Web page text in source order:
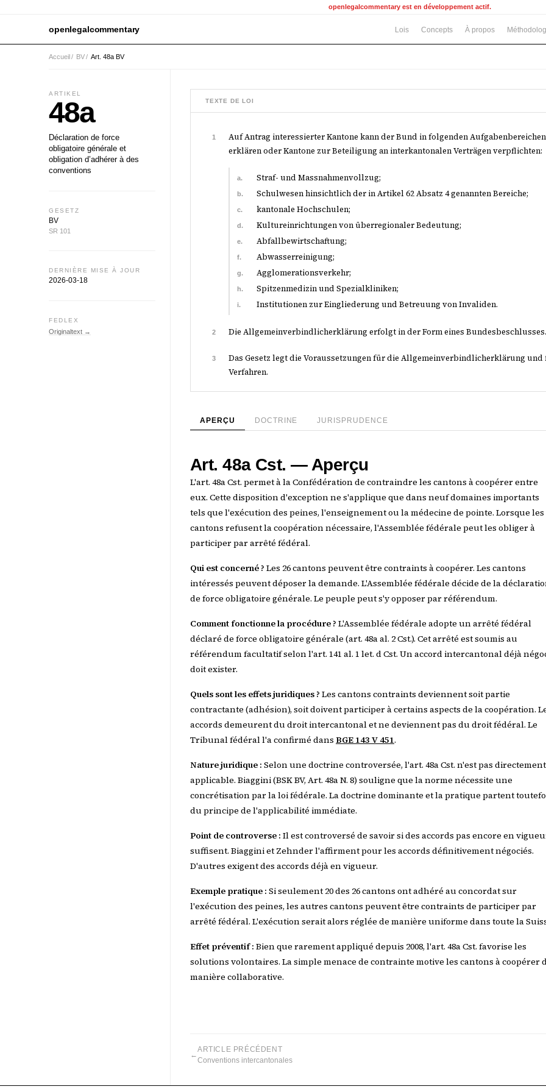
openlegalcommentary est en développement actif.
openlegalcommentary Lois Concepts À propos
Accueil/ BV/ Art. 48a BV
ARTIKEL
48a
Déclaration de force
obligatoire générale et
obligation d’adhérer à des
conventions
GESETZ
BV
SR 101
DERNIÈRE MISE À JOUR
2026-03-18
FEDLEX
Originaltext →
TEXTE DE LOI
1
Auf Antrag interessierter Kantone kann der Bund in folgenden
erklären oder Kantone zur Beteiligung an interkantonalen Verträgen verpflichten:
a. Straf- und Massnahmenvollzug;
b. Schulwesen hinsichtlich der in Artikel 62 Absatz 4 genannten Bereiche;
c. kantonale Hochschulen;
d. Kultureinrichtungen von überregionaler Bedeutung;
e. Abfallbewirtschaftung;
f. Abwasserreinigung;
g. Agglomerationsverkehr;
h. Spitzenmedizin und Spezialkliniken;
i. Institutionen zur Eingliederung und Betreuung von Invaliden.
2 Die Allgemeinverbindlicherklärung erfolgt in der Form eines Bundesbeschlusses.
3
Das Gesetz legt die Voraussetzungen für die Allgemeinverbindlicherklärung
Verfahren.
APERÇU DOCTRINE JURISPRUDENCE
Art. 48a Cst. — Aperçu
L'art. 48a Cst. permet à la Confédération de contraindre les cantons à coopérer entre
eux. Cette disposition d'exception ne s'applique que dans neuf domaines importants
tels que l'exécution des peines, l'enseignement ou la médecine de pointe. Lorsque les
cantons refusent la coopération nécessaire, l'Assemblée fédérale peut les obliger à
participer par arrêté fédéral.
Qui est concerné ? Les 26 cantons peuvent être contraints à coopérer. Les cantons
intéressés peuvent déposer la demande. L'Assemblée fédérale décide de la
de force obligatoire générale. Le peuple peut s'y opposer par référendum.
Comment fonctionne la procédure ? L'Assemblée fédérale adopte un arrêté fédéral
déclaré de force obligatoire générale (art. 48a al. 2 Cst.). Cet arrêté est soumis au
référendum facultatif selon l'art. 141 al. 1 let. d Cst. Un accord intercantonal déjà
doit exister.
Quels sont les effets juridiques ? Les cantons contraints deviennent soit partie
contractante (adhésion), soit doivent participer à certains aspects de la coopération.
accords demeurent du droit intercantonal et ne deviennent pas du droit fédéral. Le
Tribunal fédéral l'a confirmé dans BGE 143 V 451.
Nature juridique : Selon une doctrine controversée, l'art. 48a Cst. n'est pas directement
applicable. Biaggini (BSK BV, Art. 48a N. 8) souligne que la norme nécessite une
concrétisation par la loi fédérale. La doctrine dominante et la pratique partent
du principe de l'applicabilité immédiate.
Point de controverse : Il est controversé de savoir si des accords pas encore en
suffisent. Biaggini et Zehnder l'affirment pour les accords définitivement négociés.
D'autres exigent des accords déjà en vigueur.
Exemple pratique : Si seulement 20 des 26 cantons ont adhéré au concordat sur
l'exécution des peines, les autres cantons peuvent être contraints de participer par
arrêté fédéral. L'exécution serait alors réglée de manière uniforme dans toute la
Effet préventif : Bien que rarement appliqué depuis 2008, l'art. 48a Cst. favorise les
solutions volontaires. La simple menace de contrainte motive les cantons à coopérer
manière collaborative.
←
ARTICLE PRÉCÉDENT
Conventions intercantonales